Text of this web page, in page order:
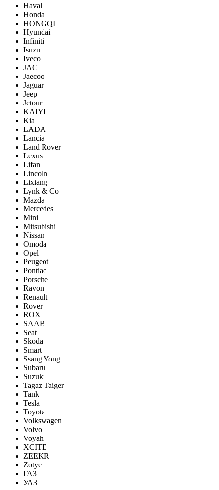
Haval
Honda
HONGQI
Hyundai
Infiniti
Isuzu
Iveco
JAC
Jaecoo
Jaguar
Jeep
Jetour
KAIYI
Kia
LADA
Lancia
Land Rover
Lexus
Lifan
Lincoln
Lixiang
Lynk & Co
Mazda
Mercedes
Mini
Mitsubishi
Nissan
Omoda
Opel
Peugeot
Pontiac
Porsсhe
Ravon
Renault
Rover
ROX
SAAB
Seat
Skoda
Smart
Ssang Yong
Subaru
Suzuki
Tagaz Taiger
Tank
Tesla
Toyota
Volkswagen
Volvo
Voyah
XCITE
ZEEKR
Zotye
ГАЗ
УАЗ